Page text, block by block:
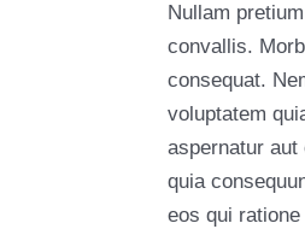
Nullam
convallis.
consequat.
voluptatem
aspernatur aut
quia
eos qui